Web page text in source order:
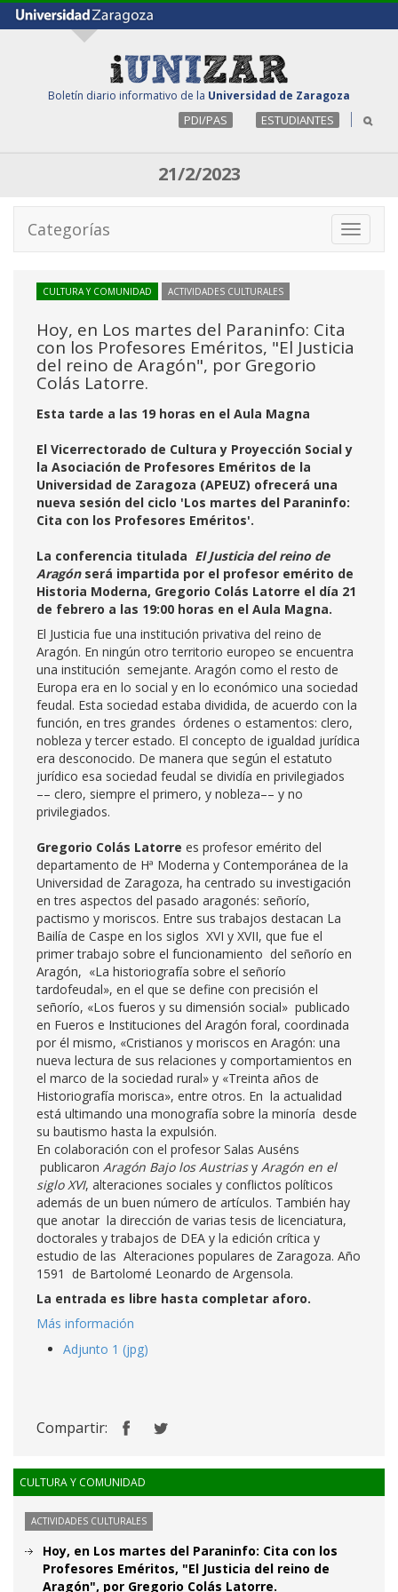
Boletín diario informativo de la Universidad de Zaragoza
PDI/PAS ESTUDIANTES
21/2/2023
Toggle
Categorías
CULTURA Y COMUNIDAD ACTIVIDADES CULTURALES
Hoy, en Los martes del Paraninfo: Cita
con los Profesores Eméritos, "El Justicia
del reino de Aragón", por Gregorio
Colás Latorre.
Esta tarde a las 19 horas en el Aula Magna
El Vicerrectorado de Cultura y Proyección Social y
la Asociación de Profesores Eméritos de la
Universidad de Zaragoza (APEUZ) ofrecerá una
nueva sesión del ciclo 'Los martes del Paraninfo:
Cita con los Profesores Eméritos'.
La conferencia titulada El Justicia del reino de
Aragónserá impartida por el profesor emérito de
Historia Moderna, Gregorio Colás Latorre el día 21
de febrero a las 19:00 horas en el Aula Magna.
El Justicia fue una institución privativa del reino de
Aragón. En ningún otro territorio europeo se encuentra
una institución semejante. Aragón como el resto de
Europa era en lo social y en lo económico una sociedad
feudal. Esta sociedad estaba dividida, de acuerdo con la
función, en tres grandes órdenes o estamentos: clero,
nobleza y tercer estado. El concepto de igualdad jurídica
era desconocido. De manera que según el estatuto
jurídico esa sociedad feudal se dividía en privilegiados
–– clero, siempre el primero, y nobleza–– y no
privilegiados.
Gregorio Colás Latorre es profesor emérito del
departamento de Hª Moderna y Contemporánea de la
Universidad de Zaragoza, ha centrado su investigación
en tres aspectos del pasado aragonés: señorío,
pactismo y moriscos. Entre sus trabajos destacan La
Bailía de Caspe en los siglos XVI y XVII, que fue el
primer trabajo sobre el funcionamiento del señorío en
Aragón, «La historiografía sobre el señorío
tardofeudal», en el que se define con precisión el
señorío, «Los fueros y su dimensión social» publicado
en Fueros e Instituciones del Aragón foral, coordinada
por él mismo, «Cristianos y moriscos en Aragón: una
nueva lectura de sus relaciones y comportamientos en
el marco de la sociedad rural» y «Treinta años de
Historiografía morisca», entre otros. En la actualidad
está ultimando una monografía sobre la minoría desde
su bautismo hasta la expulsión.
En colaboración con el profesor Salas Auséns
publicaron Aragón Bajo los Austriasy Aragón en el
siglo XVI, alteraciones sociales y conflictos políticos
además de un buen número de artículos. También hay
que anotar la dirección de varias tesis de licenciatura,
doctorales y trabajos de DEA y la edición crítica y
estudio de las Alteraciones populares de Zaragoza. Año
1591 de Bartolomé Leonardo de Argensola.
La entrada es libre hasta completar aforo.
Más información
Adjunto 1 (jpg)
Compartir:
CULTURA Y COMUNIDAD
ACTIVIDADES CULTURALES
Hoy, en Los martes del Paraninfo: Cita con los
Profesores Eméritos, "El Justicia del reino de
Aragón", por Gregorio Colás Latorre.